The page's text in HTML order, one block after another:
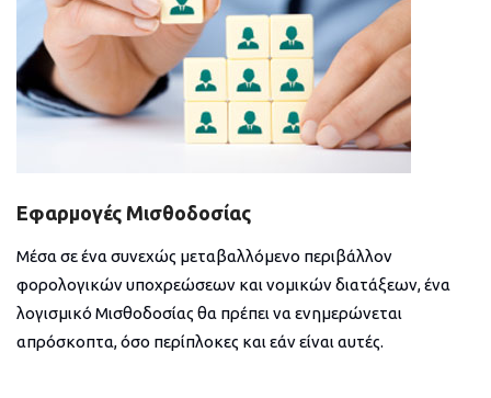
Εφαρμογές Μισθοδοσίας
Μέσα σε ένα συνεχώς μεταβαλλόμενο περιβάλλον
φορολογικών υποχρεώσεων και νομικών διατάξεων, ένα
λογισμικό Μισθοδοσίας θα πρέπει να ενημερώνεται
απρόσκοπτα, όσο περίπλοκες και εάν είναι αυτές.